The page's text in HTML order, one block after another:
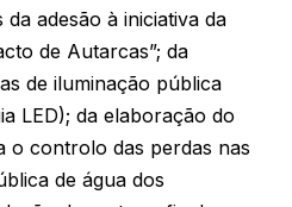
adesão à iniciativa da
de Autarcas”; da
de iluminação pública
LED); da elaboração do
o controlo das perdas nas
de água dos